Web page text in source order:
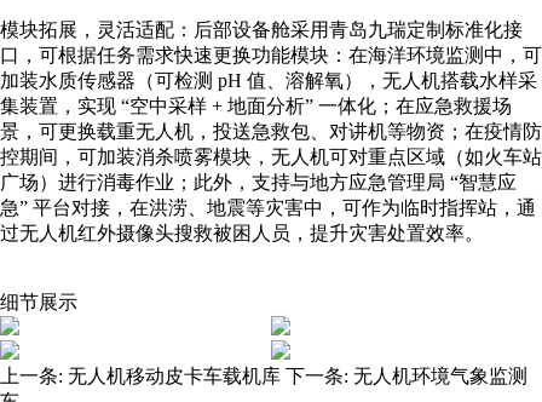
模块拓展，灵活适配：后部设备舱采用青岛九瑞定制标准化接
口，可根据任务需求快速更换功能模块：在海洋环境监测中，可
加装水质传感器（可检测 pH 值、溶解氧），无人机搭载水样采
集装置，实现 “空中采样 + 地面分析” 一体化；在应急救援场
景，可更换载重无人机，投送急救包、对讲机等物资；在疫情防
控期间，可加装消杀喷雾模块，无人机可对重点区域（如火车站
广场）进行消毒作业；此外，支持与地方应急管理局 “智慧应
急” 平台对接，在洪涝、地震等灾害中，可作为临时指挥站，通
过无人机红外摄像头搜救被困人员，提升灾害处置效率。
细节展示
上一条: 无人机移动皮卡车载机库 下一条: 无人机环境气象监测